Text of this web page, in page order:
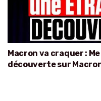
Macron va craquer :
découverte sur